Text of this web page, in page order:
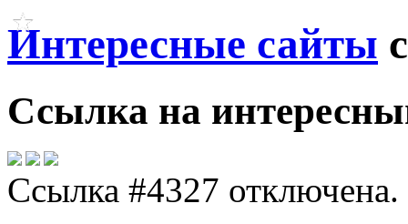
Интересные сайты
Ссылка на
Ссылка #4327 отключена.